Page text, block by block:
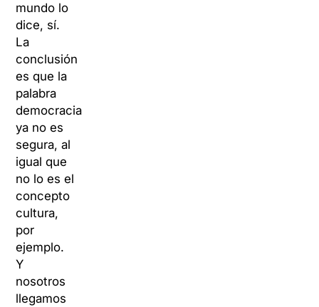
mundo lo
dice, sí.
La
conclusión
es que la
palabra
democracia
ya no es
segura, al
igual que
no lo es el
concepto
cultura,
por
ejemplo.
Y
nosotros
llegamos